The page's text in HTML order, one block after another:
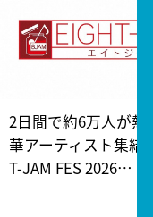
2日間で約6万人が熱
華アーティスト集結
T-JAM FES 2026…